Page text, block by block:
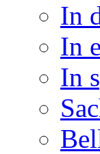
In
In
In